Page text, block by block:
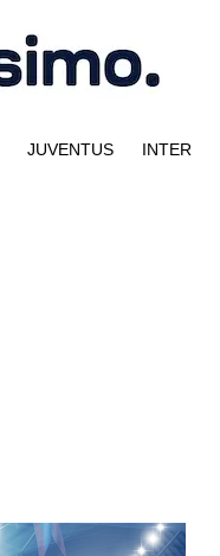
JUVENTUS INTER